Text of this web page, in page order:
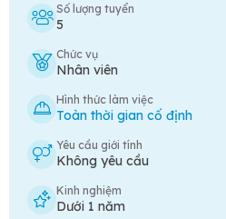
Số lượng tuyển
5
Chức vụ
Nhân viên
Hình thức làm việc
Toàn thời gian cố định
Yêu cầu giới tính
Không yêu cầu
Kinh nghiệm
Dưới 1 năm